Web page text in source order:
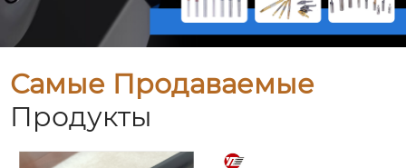
Самые Продаваемые
Продукты